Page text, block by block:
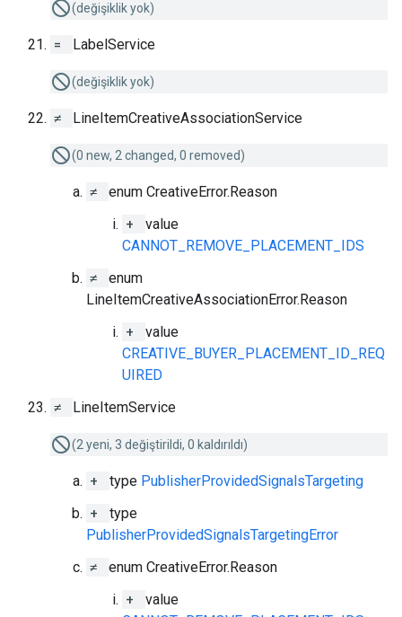
(değişiklik yok)
= LabelService
(değişiklik yok)
≠ LineItemCreativeAssociationService
(0 new, 2 changed, 0 removed)
≠
enum CreativeError.Reason
+
value
CANNOT_REMOVE_PLACEMENT_IDS
≠
enum
LineItemCreativeAssociationError.Reason
+
value
CREATIVE_BUYER_PLACEMENT_ID_REQ
UIRED
≠
LineItemService
(2 yeni, 3 değiştirildi, 0 kaldırıldı)
+ type PublisherProvidedSignalsTargeting
+
type
PublisherProvidedSignalsTargetingError
≠
enum CreativeError.Reason
+
value